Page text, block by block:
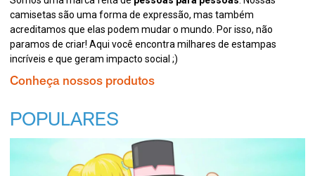
camisetas são uma forma de expressão, mas também
acreditamos que elas podem mudar o mundo. Por isso, não
paramos de criar! Aqui você encontra milhares de estampas
incríveis e que geram impacto social ;)
Conheça nossos produtos
POPULARES